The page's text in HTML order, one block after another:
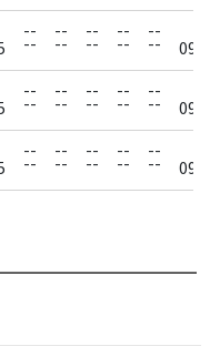
--
--
--
--
--
--
--
--
--
--
09/
--
--
--
--
--
--
--
--
--
--
09/
--
--
--
--
--
--
--
--
--
--
09/